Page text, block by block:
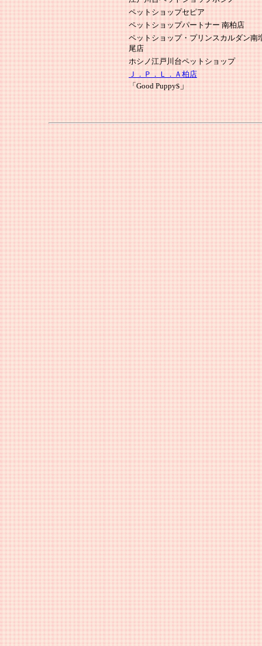
ペットショップセピア
ペットショップパートナー 南柏店
ペットショップ・プリンスカルダン南
尾店
ホシノ江戸川台ペットショップ
Ｊ．Ｐ．Ｌ．Ａ柏店
「Good Puppys」